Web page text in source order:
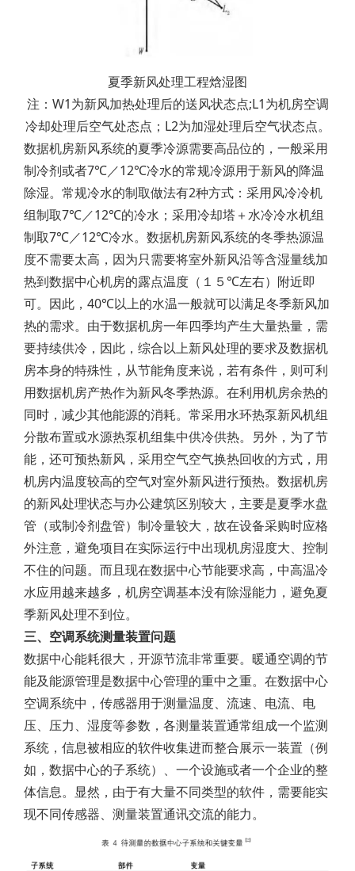
夏季新风处理工程焓湿图
注：W1为新风加热处理后的送风状态点;L1为机房空调
冷却处理后空气处态点；L2为加湿处理后空气状态点。
数据机房新风系统的夏季冷源需要高品位的，一般采用
制冷剂或者7℃／12℃冷水的常规冷源用于新风的降温
除湿。常规冷水的制取做法有2种方式：采用风冷冷机
组制取7℃／12℃的冷水；采用冷却塔＋水冷冷水机组
制取7℃／12℃冷水。数据机房新风系统的冬季热源温
度不需要太高，因为只需要将室外新风沿等含湿量线加
热到数据中心机房的露点温度（１５℃左右）附近即
可。因此，40℃以上的水温一般就可以满足冬季新风加
热的需求。由于数据机房一年四季均产生大量热量，需
要持续供冷，因此，综合以上新风处理的要求及数据机
房本身的特殊性，从节能角度来说，若有条件，则可利
用数据机房产热作为新风冬季热源。在利用机房余热的
同时，减少其他能源的消耗。常采用水环热泵新风机组
分散布置或水源热泵机组集中供冷供热。另外，为了节
能，还可预热新风，采用空气空气换热回收的方式，用
机房内温度较高的空气对室外新风进行预热。数据机房
的新风处理状态与办公建筑区别较大，主要是夏季水盘
管（或制冷剂盘管）制冷量较大，故在设备采购时应格
外注意，避免项目在实际运行中出现机房湿度大、控制
不住的问题。而且现在数据中心节能要求高，中高温冷
水应用越来越多，机房空调基本没有除湿能力，避免夏
季新风处理不到位。
三、空调系统测量装置问题
数据中心能耗很大，开源节流非常重要。暖通空调的节
能及能源管理是数据中心管理的重中之重。在数据中心
空调系统中，传感器用于测量温度、流速、电流、电
压、压力、湿度等参数，各测量装置通常组成一个监测
系统，信息被相应的软件收集进而整合展示一装置（例
如，数据中心的子系统）、一个设施或者一个企业的整
体信息。显然，由于有大量不同类型的软件，需要能实
现不同传感器、测量装置通讯交流的能力。